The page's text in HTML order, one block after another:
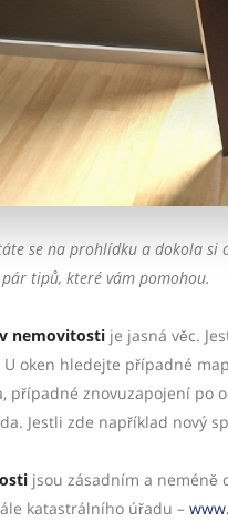
se na prohlídku a dokola si
tipů, které vám pomohou.
nemovitosti je jasná věc.
oken hledejte případné
případné znovuzapojení po
Jestli zde například nový
jsou zásadním a neméně
katastrálního úřadu –